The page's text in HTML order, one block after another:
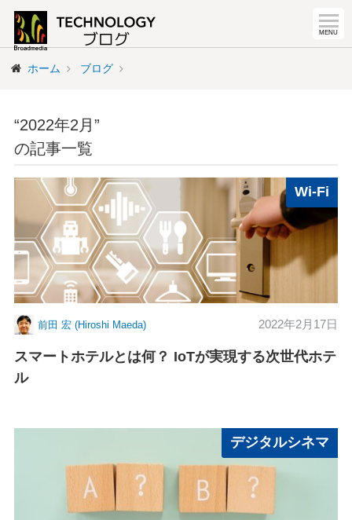
ホーム ブログ
“2022年2月”
の記事一覧
Wi-Fi
前田 宏 (Hiroshi Maeda) 2022年2月17日
スマートホテルとは何？ IoTが実現する次世代ホテ
ル
デジタルシネマ